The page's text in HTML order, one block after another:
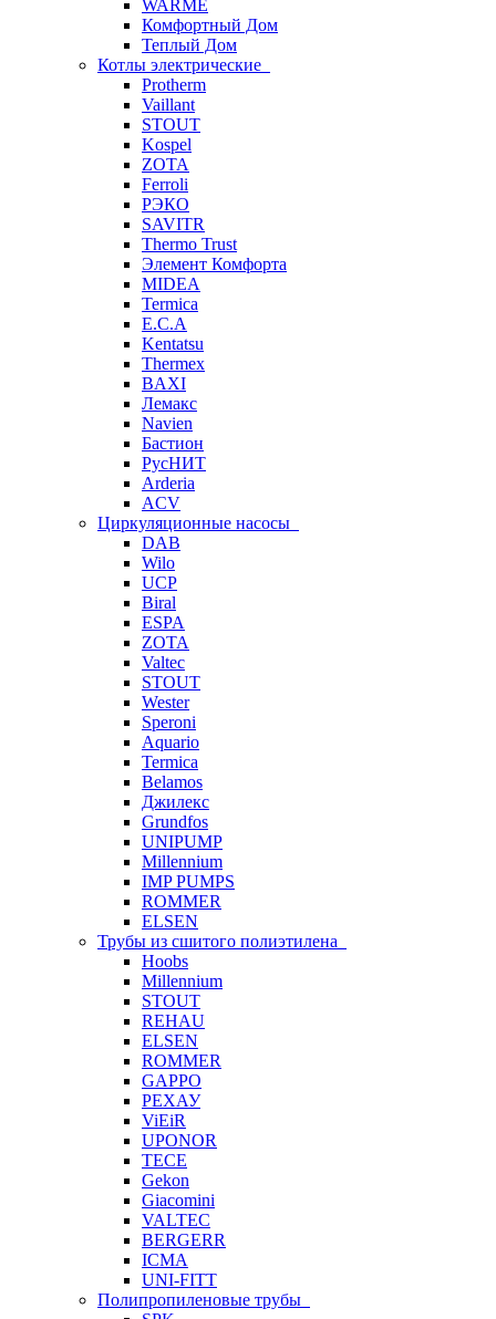
WARME
Комфортный Дом
Теплый Дом
Котлы электрические
Protherm
Vaillant
STOUT
Kospel
ZOTA
Ferroli
РЭКО
SAVITR
Thermo Trust
Элемент Комфорта
MIDEA
Termica
E.C.A
Kentatsu
Thermex
BAXI
Лемакс
Navien
Бастион
РусНИТ
Arderia
ACV
Циркуляционные насосы
DAB
Wilo
UCP
Biral
ESPA
ZOTA
Valtec
STOUT
Wester
Speroni
Aquario
Termica
Belamos
Джилекс
Grundfos
UNIPUMP
Millennium
IMP PUMPS
ROMMER
ELSEN
Трубы из сшитого полиэтилена
Hoobs
Millennium
STOUT
REHAU
ELSEN
ROMMER
GAPPO
РЕХАУ
ViEiR
UPONOR
TECE
Gekon
Giacomini
VALTEC
BERGERR
ICMA
UNI-FITT
Полипропиленовые трубы